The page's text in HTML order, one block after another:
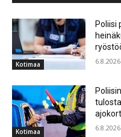
Kotimaa
Poliisi
6.8.2026
Kotimaa 6.8.2026